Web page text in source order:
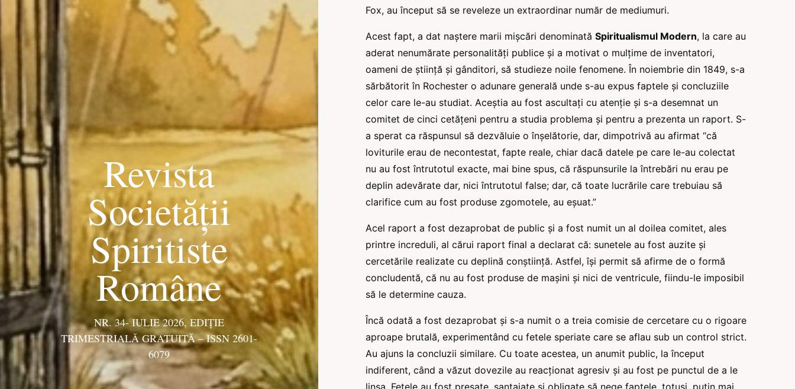
Revista
Societății
Spiritiste
Române
NR. 34- IULIE 2026, EDIŢIE
TRIMESTRIALĂ GRATUITĂ – ISSN 2601-
6079
Fox, au început să se reveleze un extraordinar număr de mediumuri.
Acest fapt, a dat naștere marii mișcări denominată Spiritualismul Modern, la care au
aderat nenumărate personalități publice și a motivat o mulțime de inventatori,
oameni de știință și gânditori, să studieze noile fenomene. În noiembrie din 1849, s-a
sărbătorit în Rochester o adunare generală unde s-au expus faptele și concluziile
celor care le-au studiat. Aceștia au fost ascultați cu atenție și s-a desemnat un
comitet de cinci cetățeni pentru a studia problema și pentru a prezenta un raport. S-
a sperat ca răspunsul să dezvăluie o înșelătorie, dar, dimpotrivă au afirmat “că
loviturile erau de necontestat, fapte reale, chiar dacă datele pe care le-au colectat
nu au fost întrutotul exacte, mai bine spus, că răspunsurile la întrebări nu erau pe
deplin adevărate dar, nici întrutotul false; dar, că toate lucrările care trebuiau să
clarifice cum au fost produse zgomotele, au eșuat.”
Acel raport a fost dezaprobat de public și a fost numit un al doilea comitet, ales
printre increduli, al cărui raport final a declarat că: sunetele au fost auzite și
cercetările realizate cu deplină conștiință. Astfel, își permit să afirme de o formă
concludentă, că nu au fost produse de mașini și nici de ventricule, fiindu-le imposibil
să le determine cauza.
Încă odată a fost dezaprobat și s-a numit o a treia comisie de cercetare cu o rigoare
aproape brutală, experimentând cu fetele speriate care se aflau sub un control strict.
Au ajuns la concluzii similare. Cu toate acestea, un anumit public, la început
indiferent, când a văzut dovezile au reacționat agresiv și au fost pe punctul de a le
linșa. Fetele au fost presate, șantajate și obligate să nege faptele, totuși, puțin mai